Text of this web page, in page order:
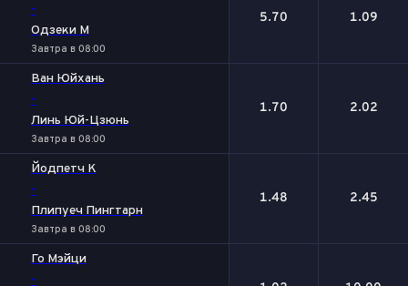
-
Одзеки М
Завтра в 08:00
5.70 1.09
Ван Юйхань
-
Линь Юй-Цзюнь
Завтра в 08:00
1.70 2.02
Йодпетч К
-
Плипуеч Пингтарн
Завтра в 08:00
1.48 2.45
Го Мэйци
-